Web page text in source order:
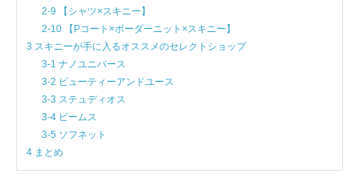
2-9 【シャツ×スキニー】
2-10 【Pコート×ボーダーニット×スキニー】
3 スキニーが手に入るオススメのセレクトショップ
3-1 ナノユニバース
3-2 ビューティーアンドユース
3-3 ステュディオス
3-4 ビームス
3-5 ソフネット
4 まとめ